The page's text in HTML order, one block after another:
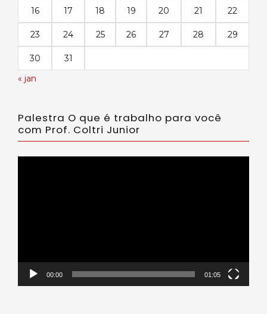
16 17 18 19 20 21 22
23 24 25 26 27 28 29
30
31
« jan
Palestra O que é trabalho para você
com Prof. Coltri Junior
00:00 01:05